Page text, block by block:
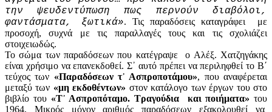
την ψευδεντύπωση πως περνούν διαβόλοι,
φαντάσματα, ξωτικά». Τις παραδόσεις καταγράφει με
προσοχή, συχνά με τις παραλλαγές τους και τις σχολιάζει
στοιχειωδώς.
Το σώμα των παραδόσεων που κατέγραψε ο Αλέξ. Χατζηγάκης
είναι χρήσιμο να επανεκδοθεί. Σ᾽ αυτό πρέπει να περιληφθεί το Β΄
τεύχος των «Παραδόσεων τ᾽ Ασπροποτάμου», που αναφέρεται
μεταξύ των «μη εκδοθέντων» στον κατάλογο των έργων του στο
βιβλίο του «Τ᾽ Ασπροπόταμο. Τραγούδια και ποιήματα» του
1964. Μικρός μόνον αριθμός παραδόσεων εξακολουθεί να